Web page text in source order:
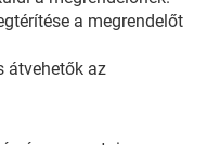
a megrendelőt
átvehetők az